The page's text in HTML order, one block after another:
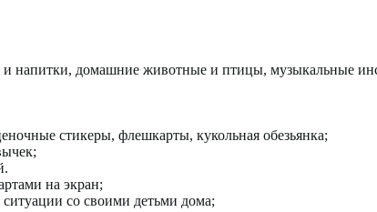
и напитки, домашние животные и птицы, музыкальные
стикеры, флешкарты, кукольная обезьянка;
на экран;
со своими детьми дома;